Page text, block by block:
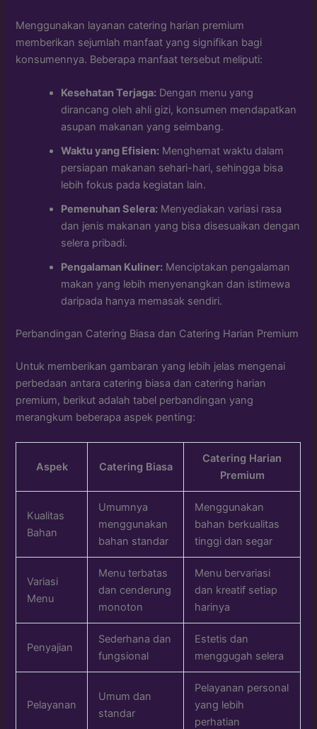
Menggunakan layanan catering harian premium
memberikan sejumlah manfaat yang signifikan bagi
konsumennya. Beberapa manfaat tersebut meliputi:
Kesehatan Terjaga: Dengan menu yang
dirancang oleh ahli gizi, konsumen mendapatkan
asupan makanan yang seimbang.
Waktu yang Efisien: Menghemat waktu dalam
persiapan makanan sehari-hari, sehingga bisa
lebih fokus pada kegiatan lain.
Pemenuhan Selera: Menyediakan variasi rasa
dan jenis makanan yang bisa disesuaikan dengan
selera pribadi.
Pengalaman Kuliner: Menciptakan pengalaman
makan yang lebih menyenangkan dan istimewa
daripada hanya memasak sendiri.
Perbandingan Catering Biasa dan Catering Harian Premium
Untuk memberikan gambaran yang lebih jelas mengenai
perbedaan antara catering biasa dan catering harian
premium, berikut adalah tabel perbandingan yang
merangkum beberapa aspek penting:
Aspek Catering Biasa
Catering Harian
Premium
Kualitas
Bahan
Umumnya
menggunakan
bahan standar
Menggunakan
bahan berkualitas
tinggi dan segar
Variasi
Menu
Menu terbatas
dan cenderung
monoton
Menu bervariasi
dan kreatif setiap
harinya
Penyajian
Sederhana dan
fungsional
Estetis dan
menggugah selera
Pelayanan
Umum dan
standar
Pelayanan personal
yang lebih
perhatian